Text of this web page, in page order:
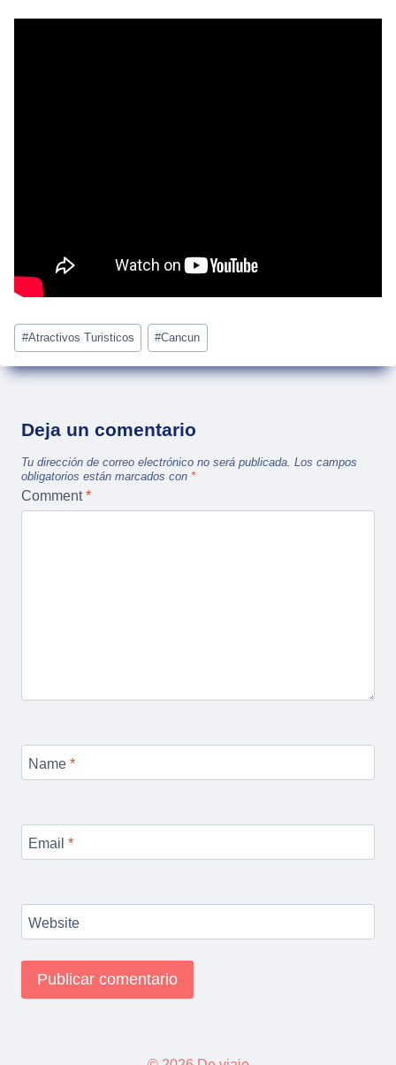
Post
Tags:
#Atractivos Turisticos #Cancun
Deja un comentario
Tu dirección de correo electrónico no será publicada. Los campos
obligatorios están marcados con *
Comment*
Name *
Email *
Website